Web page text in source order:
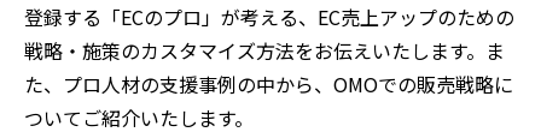
登録する「ECのプロ」が考える、EC売上アップのための
戦略・施策のカスタマイズ方法をお伝えいたします。ま
た、プロ人材の支援事例の中から、OMOでの販売戦略に
ついてご紹介いたします。